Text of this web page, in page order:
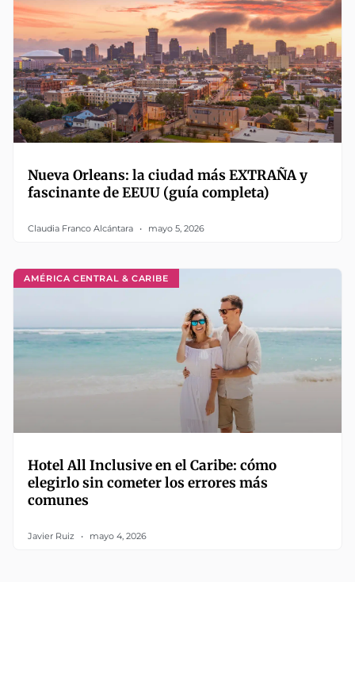
Nueva Orleans: la ciudad más EXTRAÑA y
fascinante de EEUU (guía completa)
Claudia Franco Alcántara mayo 5, 2026
AMÉRICA CENTRAL & CARIBE
Hotel All Inclusive en el Caribe: cómo
elegirlo sin cometer los errores más
comunes
Javier Ruiz mayo 4, 2026